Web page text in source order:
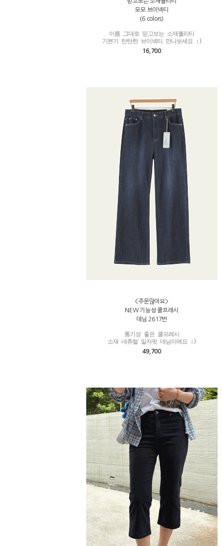
모모 브이넥티
(6 colors)
이름 그대로 믿고보는 소재퀄리티
기본기 탄탄한 브이넥티 만나보세요 :)
16,700
<주문많아요>
NEW 기능성 쿨프레시
데님 2617번
통기성 좋은 쿨프레시
소재 네츄럴 일자핏 데님이에요 :)
49,700